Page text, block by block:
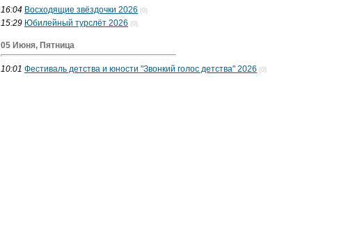
16:04 Восходящие звёздочки 2026 (0)
15:29 Юбилейный турслёт 2026 (0)
05 Июня, Пятница
10:01 Фестиваль детства и юности "Звонкий голос детства" 2026 (0)